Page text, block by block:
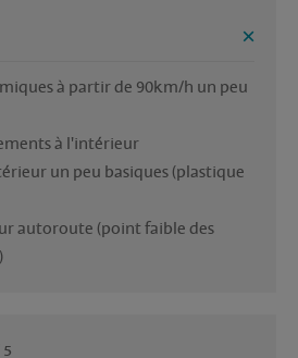
à partir de 90km/h un peu
à l'intérieur
un peu basiques (plastique
autoroute (point faible des